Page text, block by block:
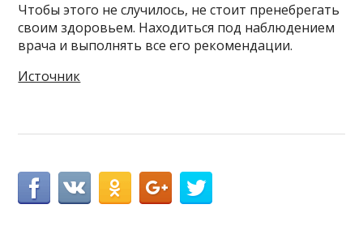
Чтобы этого не случилось, не стоит пренебрегать
своим здоровьем. Находиться под наблюдением
врача и выполнять все его рекомендации.
Источник